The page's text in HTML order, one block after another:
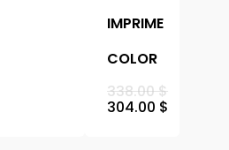
IMPRIME
COLOR
338.00$
304.00 $